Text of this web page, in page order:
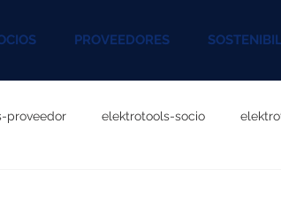
PROVEEDORES
proveedor elektrotools-socio